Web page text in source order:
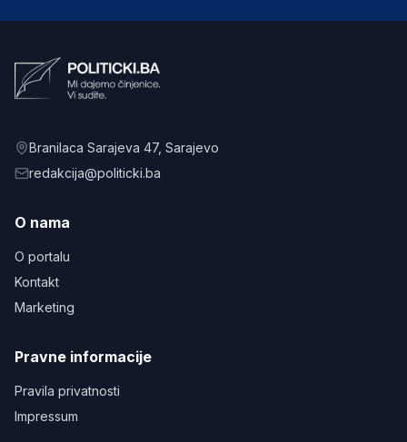
Branilaca Sarajeva 47, Sarajevo
redakcija@politicki.ba
O nama
O portalu
Kontakt
Marketing
Pravne informacije
Pravila privatnosti
Impressum